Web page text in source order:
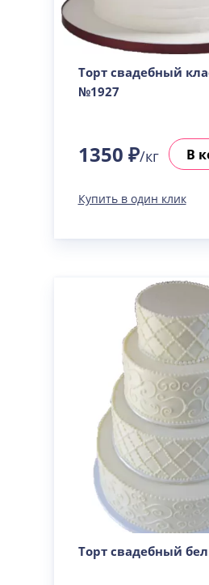
Торт свадебный
№1927
1350 ₽/кг В
Купить в один клик
Торт свадебный